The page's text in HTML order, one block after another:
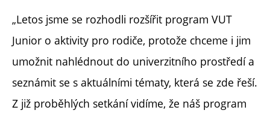
„Letos jsme se rozhodli rozšířit program VUT
Junior o aktivity pro rodiče, protože chceme i jim
umožnit nahlédnout do univerzitního prostředí a
seznámit se s aktuálními tématy, která se zde řeší.
Z již proběhlých setkání vidíme, že náš program